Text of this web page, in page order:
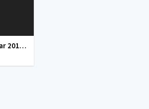
Yangi O'zbek kinolar 2010-2011-2012-2013-2014-2015-2016-2017-2018-2019-2020-2021-2022-2023-2024-2025 O'zbek tilida Uzbek tarjima Full HD